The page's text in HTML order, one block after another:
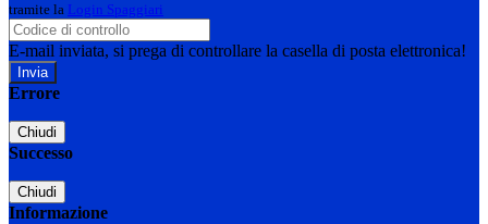
tramite la Login Spaggiari
E-mail inviata, si prega di controllare la casella di posta elettronica!
Errore
Chiudi
Successo
Chiudi
Informazione